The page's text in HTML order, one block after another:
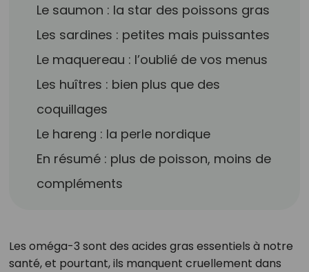
Le saumon : la star des poissons gras
Les sardines : petites mais puissantes
Le maquereau : l’oublié de vos menus
Les huîtres : bien plus que des
coquillages
Le hareng : la perle nordique
En résumé : plus de poisson, moins de
compléments
Les oméga-3 sont des acides gras essentiels à notre
santé, et pourtant, ils manquent cruellement dans